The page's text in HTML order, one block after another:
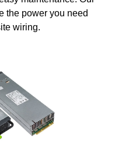
the power you need
wiring.